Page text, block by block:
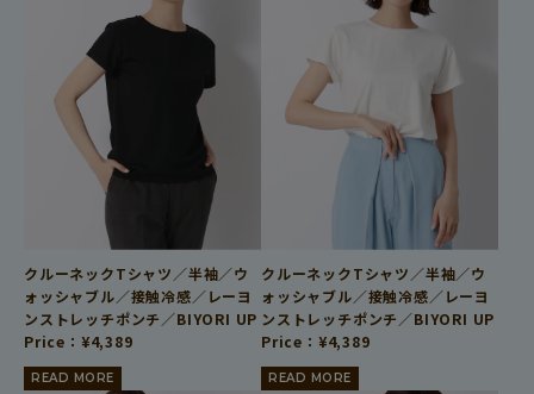
クルーネックTシャツ／半袖／ウ
ォッシャブル／接触冷感／レーヨ
ンストレッチポンチ／BIYORI UP
Price： ¥4,389
READ MORE
クルーネックTシャツ／半袖／ウ
ォッシャブル／接触冷感／レーヨ
ンストレッチポンチ／BIYORI UP
Price： ¥4,389
READ MORE